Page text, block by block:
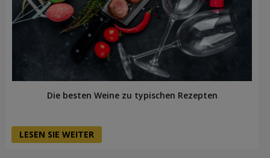
Die besten Weine zu typischen Rezepten
LESEN SIE WEITER